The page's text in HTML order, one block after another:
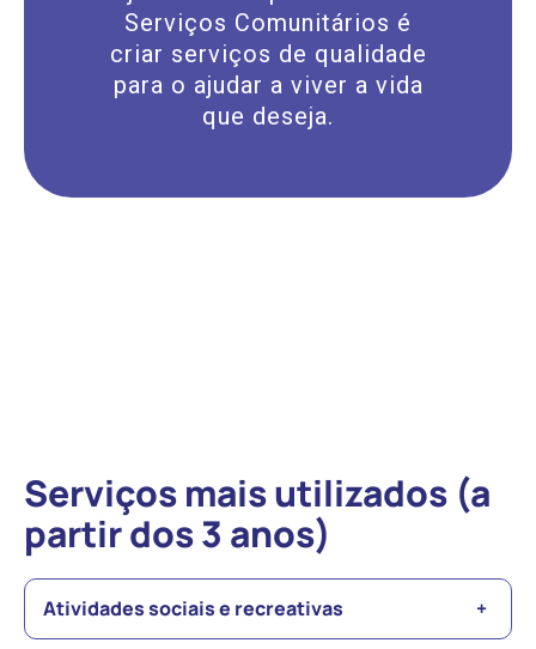
Serviços Comunitários é
criar serviços de qualidade
para o ajudar a viver a vida
que deseja.
Serviços mais utilizados (a
partir dos 3 anos)
Atividades sociais e recreativas +